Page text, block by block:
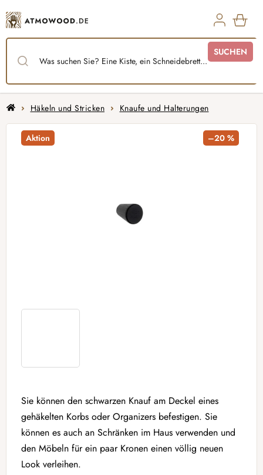
Inhalt
springen
SUCHEN
StartseiteHäkeln und Stricken Knaufe und Halterungen
Sie können den schwarzen Knauf am Deckel eines
gehäkelten Korbs oder Organizers befestigen. Sie
können es auch an Schränken im Haus verwenden und
den Möbeln für ein paar Kronen einen völlig neuen
Look verleihen.
Aktion –20 %